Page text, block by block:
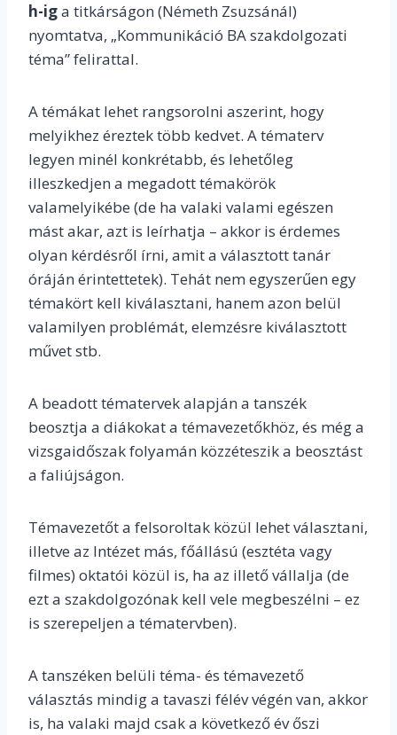
h-iga titkárságon (Németh Zsuzsánál)
nyomtatva, „Kommunikáció BA szakdolgozati
téma” felirattal.
A témákat lehet rangsorolni aszerint, hogy
melyikhez éreztek több kedvet. A tématerv
legyen minél konkrétabb, és lehetőleg
illeszkedjen a megadott témakörök
valamelyikébe (de ha valaki valami egészen
mást akar, azt is leírhatja – akkor is érdemes
olyan kérdésről írni, amit a választott tanár
óráján érintettetek). Tehát nem egyszerűen egy
témakört kell kiválasztani, hanem azon belül
valamilyen problémát, elemzésre kiválasztott
művet stb.
A beadott tématervek alapján a tanszék
beosztja a diákokat a témavezetőkhöz, és még a
vizsgaidőszak folyamán közzéteszik a beosztást
a faliújságon.
Témavezetőt a felsoroltak közül lehet választani,
illetve az Intézet más, főállású (esztéta vagy
filmes) oktatói közül is, ha az illető vállalja (de
ezt a szakdolgozónak kell vele megbeszélni – ez
is szerepeljen a tématervben).
A tanszéken belüli téma- és témavezető
választás mindig a tavaszi félév végén van, akkor
is, ha valaki majd csak a következő év őszi